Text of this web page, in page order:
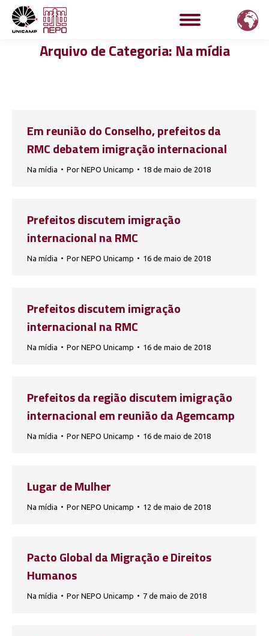
Arquivo de Categoria: Na mídia
Em reunião do Conselho, prefeitos da
RMC debatem imigração internacional
Na mídia Por NEPO Unicamp 18 de maio de 2018
Prefeitos discutem imigração
internacional na RMC
Na mídia Por NEPO Unicamp 16 de maio de 2018
Prefeitos discutem imigração
internacional na RMC
Na mídia Por NEPO Unicamp 16 de maio de 2018
Prefeitos da região discutem imigração
internacional em reunião da Agemcamp
Na mídia Por NEPO Unicamp 16 de maio de 2018
Lugar de Mulher
Na mídia Por NEPO Unicamp 12 de maio de 2018
Pacto Global da Migração e Direitos
Humanos
Na mídia Por NEPO Unicamp 7 de maio de 2018